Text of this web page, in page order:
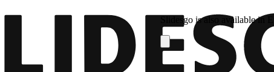
Slidesgo is also available in